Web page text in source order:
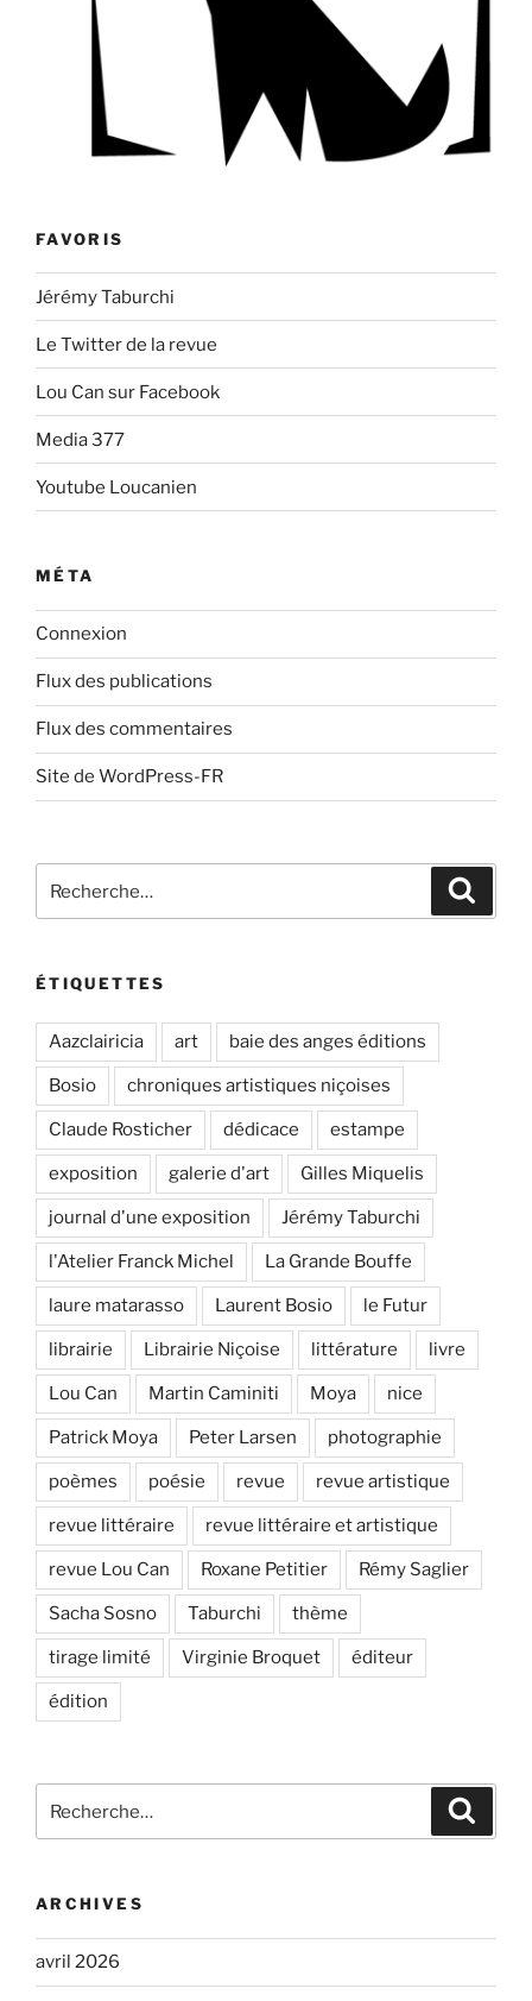
FAVORIS
Jérémy Taburchi
Le Twitter de la revue
Lou Can sur Facebook
Media 377
Youtube Loucanien
MÉTA
Connexion
Flux des publications
Flux des commentaires
Site de WordPress-FR
pour
ÉTIQUETTES
Aazclairicia art baie des anges éditions
Bosio chroniques artistiques niçoises
Claude Rosticher dédicace estampe
exposition galerie d'art Gilles Miquelis
journal d'une exposition Jérémy Taburchi
l'Atelier Franck Michel La Grande Bouffe
laure matarasso Laurent Bosio le Futur
librairie Librairie Niçoise littérature livre
Lou Can Martin Caminiti Moya nice
Patrick Moya Peter Larsen photographie
poèmes poésie revue revue artistique
revue littéraire revue littéraire et artistique
revue Lou Can Roxane Petitier Rémy Saglier
Sacha Sosno Taburchi thème
tirage limité Virginie Broquet éditeur
édition
pour
ARCHIVES
avril 2026